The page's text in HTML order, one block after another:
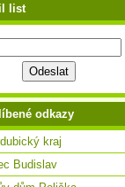
list
odkazy
kraj
Budislav